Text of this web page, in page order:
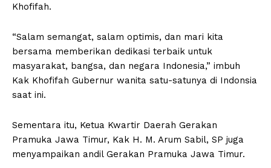
Khofifah.
“Salam semangat, salam optimis, dan mari kita
bersama memberikan dedikasi terbaik untuk
masyarakat, bangsa, dan negara Indonesia,” imbuh
Kak Khofifah Gubernur wanita satu-satunya di Indonsia
saat ini.
Sementara itu, Ketua Kwartir Daerah Gerakan
Pramuka Jawa Timur, Kak H. M. Arum Sabil, SP juga
menyampaikan andil Gerakan Pramuka Jawa Timur.